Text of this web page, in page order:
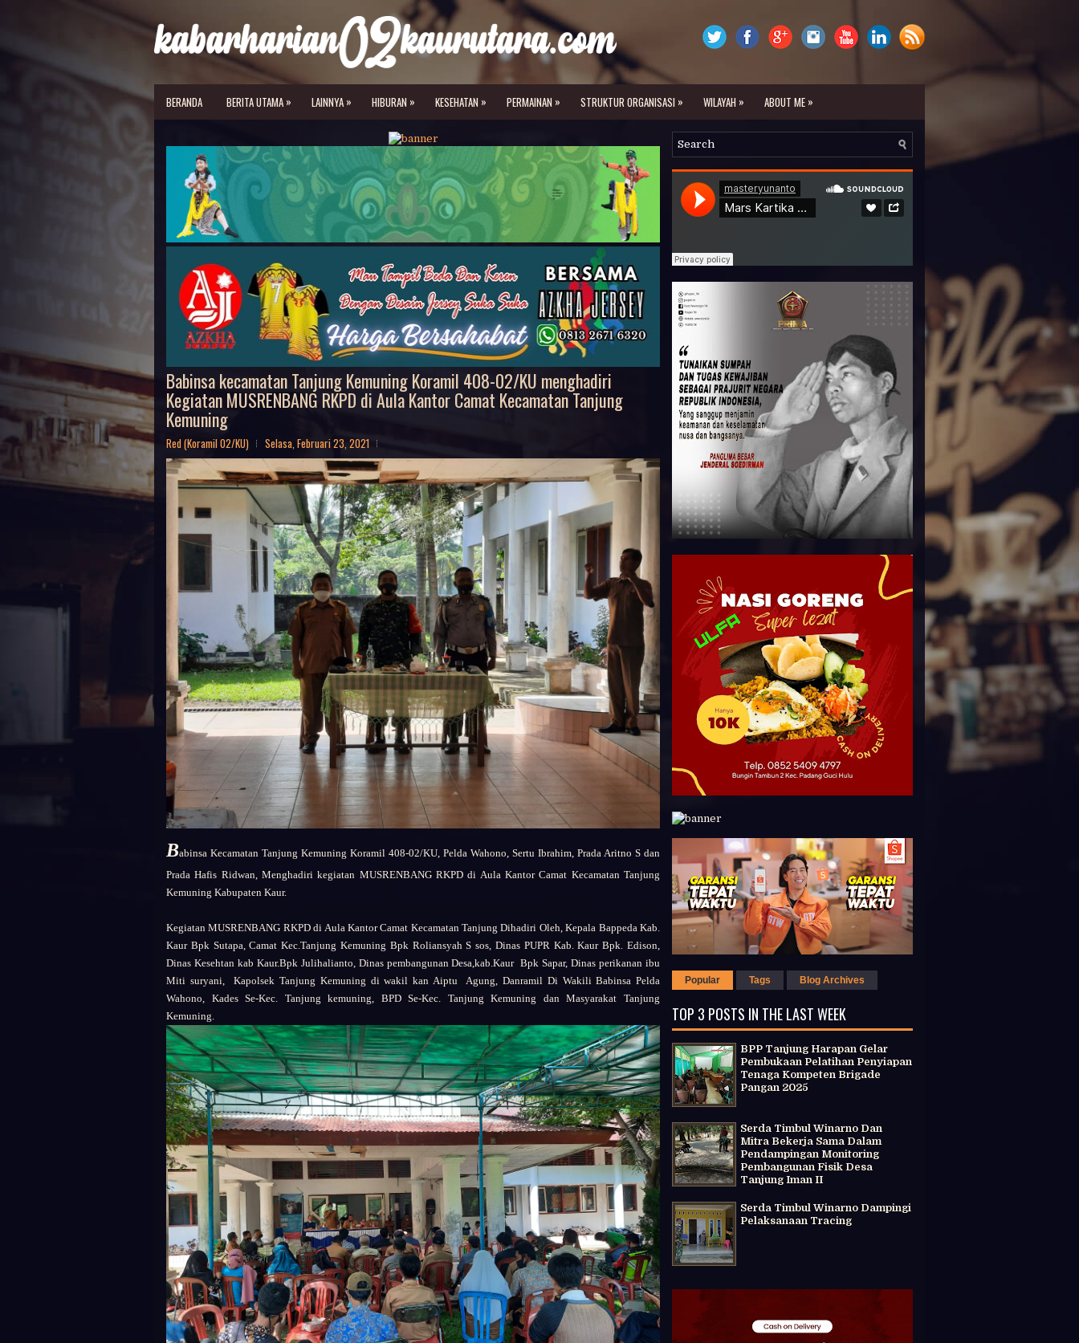
BERANDA BERITA UTAMA » LAINNYA » HIBURAN » KESEHATAN » PERMAINAN » STRUKTUR ORGANISASI » WILAYAH » ABOUT ME »
Babinsa kecamatan Tanjung Kemuning Koramil 408-02/KU menghadiri
Kegiatan MUSRENBANG RKPD di Aula Kantor Camat Kecamatan Tanjung
Kemuning
Red (Koramil 02/KU) Selasa, Februari 23, 2021
Babinsa Kecamatan Tanjung Kemuning Koramil 408-02/KU, Pelda Wahono, Sertu Ibrahim, Prada Aritno S dan
Prada Hafis Ridwan, Menghadiri kegiatan MUSRENBANG RKPD di Aula Kantor Camat Kecamatan Tanjung
Kemuning Kabupaten Kaur.
Kegiatan MUSRENBANG RKPD di Aula Kantor Camat Kecamatan Tanjung Dihadiri Oleh, Kepala Bappeda Kab.
Kaur Bpk Sutapa, Camat Kec.Tanjung Kemuning Bpk Roliansyah S sos, Dinas PUPR Kab. Kaur Bpk. Edison,
Dinas Kesehtan kab Kaur.Bpk Julihalianto, Dinas pembangunan Desa,kab.Kaur Bpk Sapar, Dinas perikanan ibu
Miti suryani, Kapolsek Tanjung Kemuning di wakil kan Aiptu Agung, Danramil Di Wakili Babinsa Pelda
Wahono, Kades Se-Kec. Tanjung kemuning, BPD Se-Kec. Tanjung Kemuning dan Masyarakat Tanjung
Kemuning.
Popular Tags Blog Archives
TOP 3 POSTS IN THE LAST WEEK
BPP Tanjung Harapan Gelar
Pembukaan Pelatihan Penyiapan
Tenaga Kompeten Brigade
Pangan 2025
Serda Timbul Winarno Dan
Mitra Bekerja Sama Dalam
Pendampingan Monitoring
Pembangunan Fisik Desa
Tanjung Iman II
Serda Timbul Winarno Dampingi
Pelaksanaan Tracing